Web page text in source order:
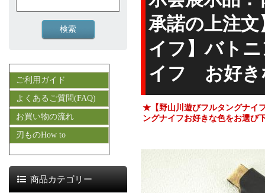
承諾の上注
イフ】バト
イフ お好き
★【野山川遊びフルタングナイ
ングナイフ お好きな色をお選び
ご利用ガイド
よくあるご質問(FAQ)
お買い物の流れ
刃ものHow to
商品カテゴリー